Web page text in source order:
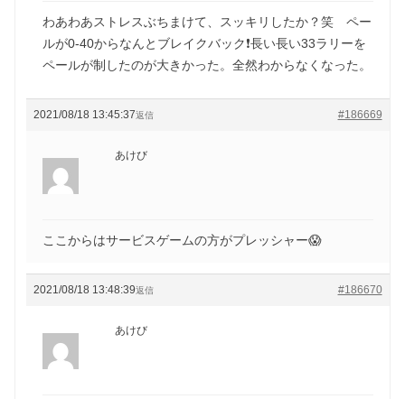
わあわあストレスぶちまけて、スッキリしたか？笑 ペー
ルが0-40からなんとブレイクバック❗長い長い33ラリーを
ペールが制したのが大きかった。全然わからなくなった。
2021/08/18 13:45:37 #186669
返信
あけび
ここからはサービスゲームの方がプレッシャー😱
2021/08/18 13:48:39 #186670
返信
あけび